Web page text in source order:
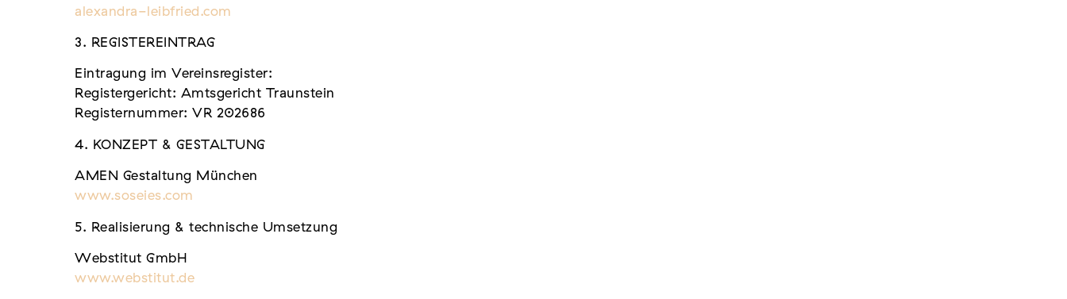
alexandra-leibfried.com
3. REGISTEREINTRAG
Eintragung im Vereinsregister:
Registergericht: Amtsgericht Traunstein
Registernummer: VR 202686
4. KONZEPT & GESTALTUNG
AMEN Gestaltung München
www.soseies.com
5. Realisierung & technische Umsetzung
Webstitut GmbH
www.webstitut.de